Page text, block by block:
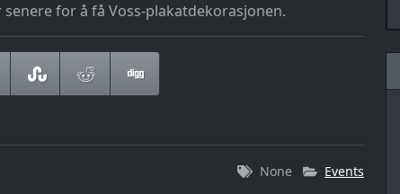
for å få Voss-plakatdekorasjonen.
None Events